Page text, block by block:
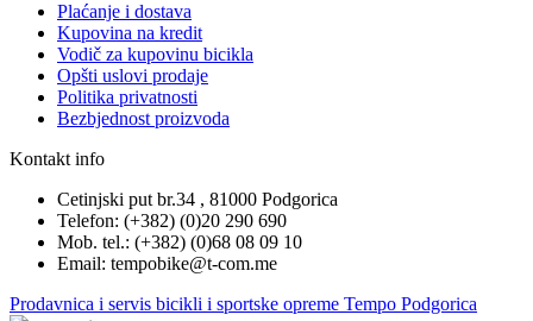
Plaćanje i dostava
Kupovina na kredit
Vodič za kupovinu bicikla
Opšti uslovi prodaje
Politika privatnosti
Bezbjednost proizvoda
Kontakt info
Cetinjski put br.34 , 81000 Podgorica
Telefon: (+382) (0)20 290 690
Mob. tel.: (+382) (0)68 08 09 10
Email: tempobike@t-com.me
Prodavnica i servis bicikli i sportske opreme Tempo Podgorica